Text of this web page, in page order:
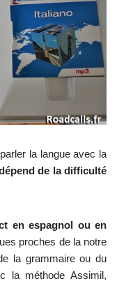
la langue avec la
de la difficulté
en espagnol ou en
proches de la notre
la grammaire ou du
la méthode Assimil,